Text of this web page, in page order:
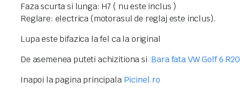
Faza scurta si lunga: H7 ( nu este inclus )
Reglare: electrica (motorasul de reglaj este inclus).
Lupa este bifazica la fel ca la original
De asemenea puteti achizitiona si Bara fata VW Golf 6 R20
Inapoi la pagina principala Picinel.ro